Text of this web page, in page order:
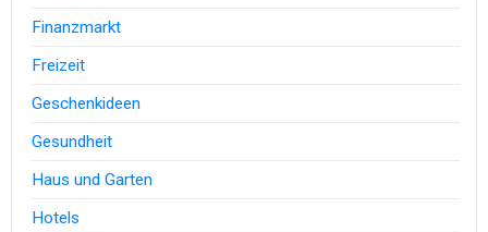
Finanzmarkt
Freizeit
Geschenkideen
Gesundheit
Haus und Garten
Hotels